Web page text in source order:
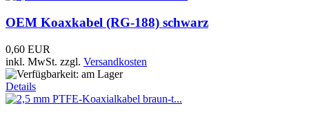
OEM Koaxkabel (RG-188) schwarz
0,60 EUR
inkl. MwSt. zzgl. Versandkosten
Details